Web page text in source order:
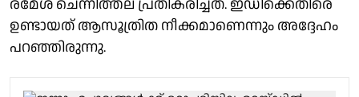
രമേശ് ചെന്നിത്തല പ്രതികരിച്ചത്. ഇഡിക്കെതിരെ
ഉണ്ടായത് ആസൂത്രിത നീക്കമാണെന്നും അദ്ദേഹം
പറഞ്ഞിരുന്നു.